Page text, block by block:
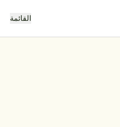
القائمة